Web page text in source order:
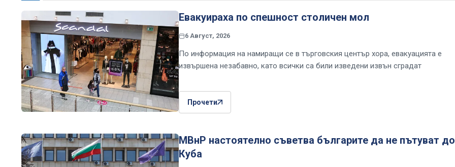
Евакуираха по спешност столичен мол
6 Август, 2026
По информация на намиращи се в търговския център хора, евакуацията е
извършена незабавно, като всички са били изведени извън сградат
Прочети
МВнР настоятелно съветва българите да не пътуват до
Куба